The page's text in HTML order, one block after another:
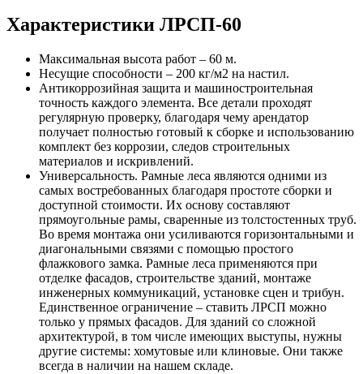
Характеристики ЛРСП-60
Максимальная высота работ – 60 м.
Несущие способности – 200 кг/м2 на настил.
Антикоррозийная защита и машиностроительная
точность каждого элемента. Все детали проходят
регулярную проверку, благодаря чему арендатор
получает полностью готовый к сборке и использованию
комплект без коррозии, следов строительных
материалов и искривлений.
Универсальность. Рамные леса являются одними из
самых востребованных благодаря простоте сборки и
доступной стоимости. Их основу составляют
прямоугольные рамы, сваренные из толстостенных труб.
Во время монтажа они усиливаются горизонтальными и
диагональными связями с помощью простого
флажкового замка. Рамные леса применяются при
отделке фасадов, строительстве зданий, монтаже
инженерных коммуникаций, установке сцен и трибун.
Единственное ограничение – ставить ЛРСП можно
только у прямых фасадов. Для зданий со сложной
архитектурой, в том числе имеющих выступы, нужны
другие системы: хомутовые или клиновые. Они также
всегда в наличии на нашем складе.